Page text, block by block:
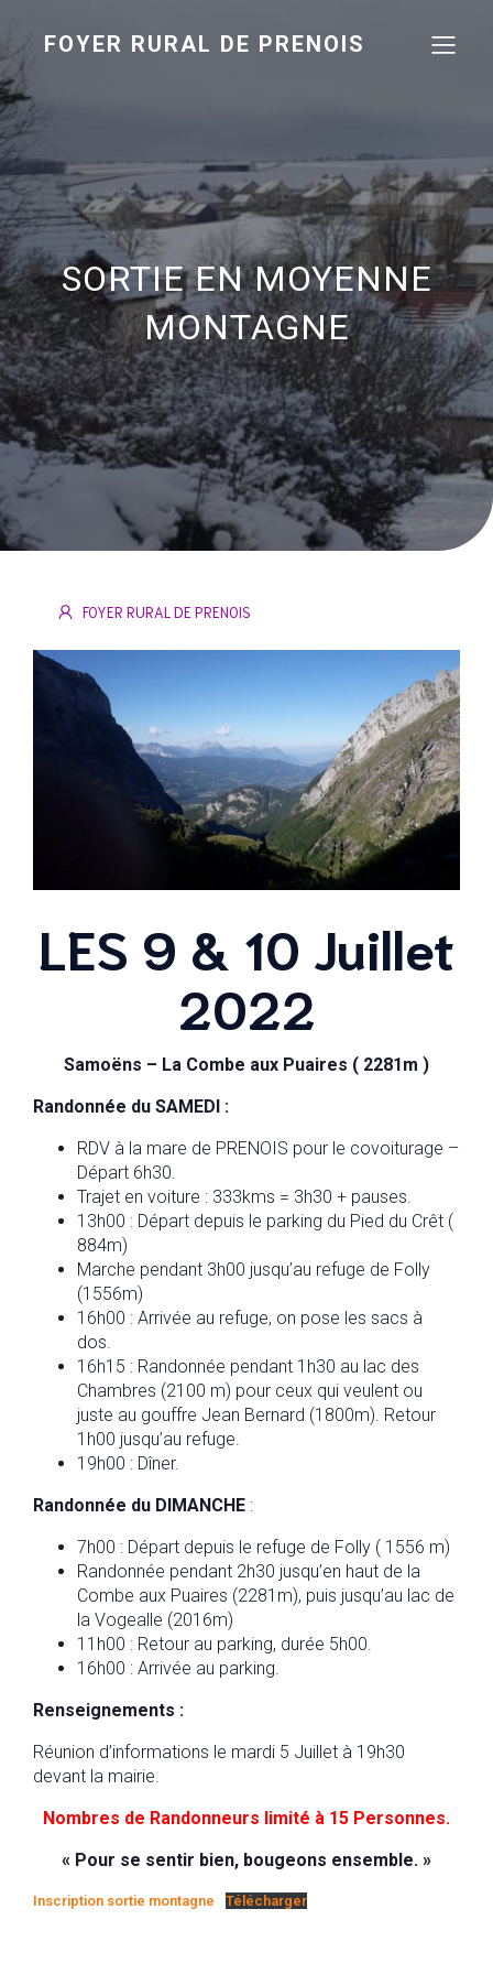
FOYER RURAL DE PRENOIS
SORTIE EN MOYENNE
MONTAGNE
FOYER RURAL DE PRENOIS
LES 9 & 10 Juillet
2022
Samoëns – La Combe aux Puaires ( 2281m )
Randonnée du SAMEDI :
RDV à la mare de PRENOIS pour le covoiturage –
Départ 6h30.
Trajet en voiture : 333kms = 3h30 + pauses.
13h00 : Départ depuis le parking du Pied du Crêt (
884m)
Marche pendant 3h00 jusqu’au refuge de Folly
(1556m)
16h00 : Arrivée au refuge, on pose les sacs à
dos.
16h15 : Randonnée pendant 1h30 au lac des
Chambres (2100 m) pour ceux qui veulent ou
juste au gouffre Jean Bernard (1800m). Retour
1h00 jusqu’au refuge.
19h00 : Dîner.
Randonnée du DIMANCHE :
7h00 : Départ depuis le refuge de Folly ( 1556 m)
Randonnée pendant 2h30 jusqu’en haut de la
Combe aux Puaires (2281m), puis jusqu’au lac de
la Vogealle (2016m)
11h00 : Retour au parking, durée 5h00.
16h00 : Arrivée au parking.
Renseignements :
Réunion d’informations le mardi 5 Juillet à 19h30
devant la mairie.
Nombres de Randonneurs limité à 15 Personnes.
« Pour se sentir bien, bougeons ensemble. »
Inscription sortie montagne Télécharger